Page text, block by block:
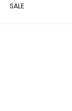
SALE